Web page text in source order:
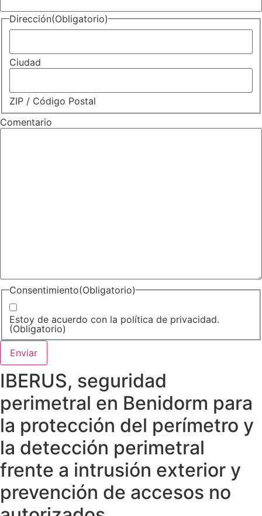
Dirección(Obligatorio)
Ciudad
ZIP / Código Postal
Comentario
Consentimiento(Obligatorio)
Estoy de acuerdo con la política de privacidad.
(Obligatorio)
IBERUS, seguridad
perimetral en Benidorm para
la protección del perímetro y
la detección perimetral
frente a intrusión exterior y
prevención de accesos no